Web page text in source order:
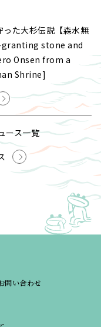
た大杉伝説【森水無
granting stone and
Onsen from a
Shrine]
ース一覧
問い合わせ